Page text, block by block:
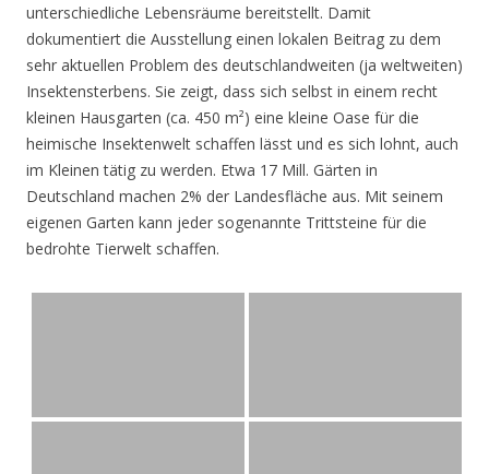
unterschiedliche Lebensräume bereitstellt. Damit
dokumentiert die Ausstellung einen lokalen Beitrag zu dem
sehr aktuellen Problem des deutschlandweiten (ja weltweiten)
Insektensterbens. Sie zeigt, dass sich selbst in einem recht
kleinen Hausgarten (ca. 450 m²) eine kleine Oase für die
heimische Insektenwelt schaffen lässt und es sich lohnt, auch
im Kleinen tätig zu werden. Etwa 17 Mill. Gärten in
Deutschland machen 2% der Landesfläche aus. Mit seinem
eigenen Garten kann jeder sogenannte Trittsteine für die
bedrohte Tierwelt schaffen.